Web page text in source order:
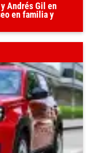
Andrés Gil en
en familia y